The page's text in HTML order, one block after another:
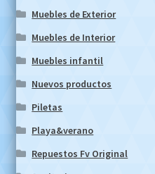
Muebles de Exterior
Muebles de Interior
Muebles infantil
Nuevos productos
Piletas
Playa&verano
Repuestos Fv Original